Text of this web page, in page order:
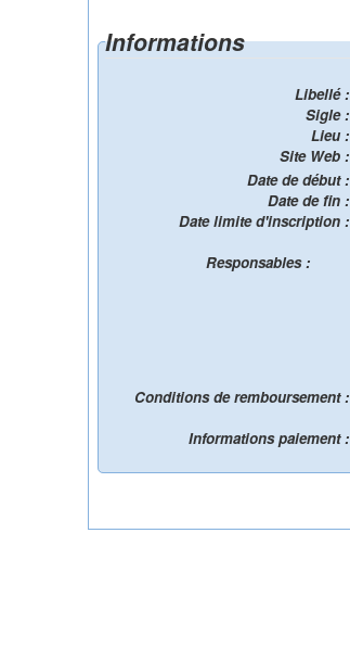
Informations
Libellé :
Sigle :
Lieu :
Site Web :
Date de début :
Date de fin :
Date limite d'inscription :
Conditions de remboursement :
Informations paiement :